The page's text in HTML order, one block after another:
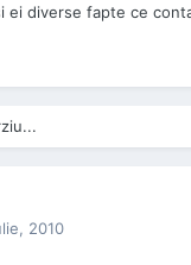
ei diverse fapte ce
2010